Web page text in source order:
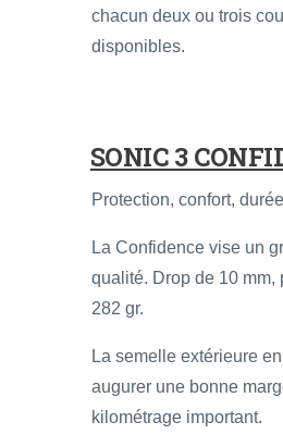
chacun deux ou trois
disponibles.
SONIC 3
Protection, confort,
La Confidence vise un
qualité. Drop de 10 mm,
282 gr.
La semelle extérieure
augurer une bonne
kilométrage important.